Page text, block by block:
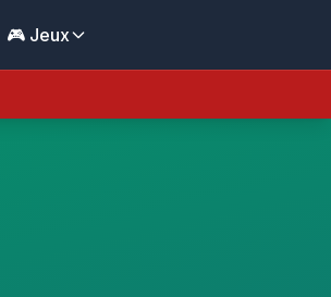
🎮 Jeux